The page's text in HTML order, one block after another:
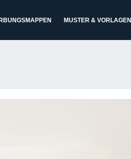
MUSTER & VORLAGEN